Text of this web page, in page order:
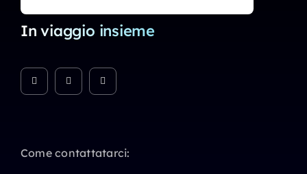
In viaggio insieme
Come contattatarci: